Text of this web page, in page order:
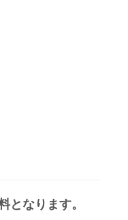
となります。